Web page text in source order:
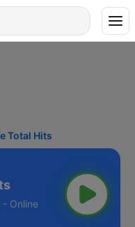
Total Hits
- Online